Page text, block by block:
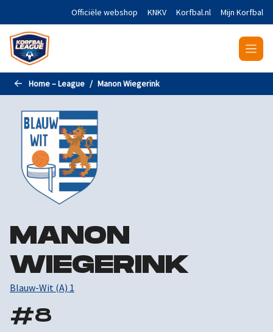
Naar de hoofdinhoud gaanOfficiële webshop KNKV Korfbal.nl Mijn Korfbal
Home – League Manon Wiegerink
MANON
WIEGERINK
Blauw-Wit (A) 1
#8